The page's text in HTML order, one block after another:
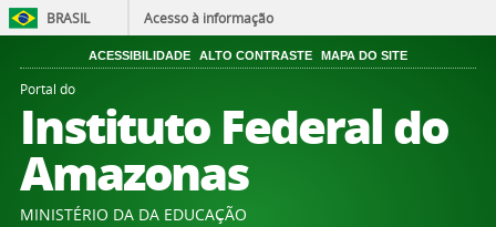
BRASIL Acesso à informação
ACESSIBILIDADE ALTO CONTRASTE MAPA DO SITE
Portal do
Instituto Federal do
Amazonas
MINISTÉRIO DA DA EDUCAÇÃO